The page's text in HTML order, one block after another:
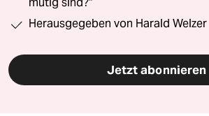
Herausgegeben von Harald Welzer
Jetzt abonnieren